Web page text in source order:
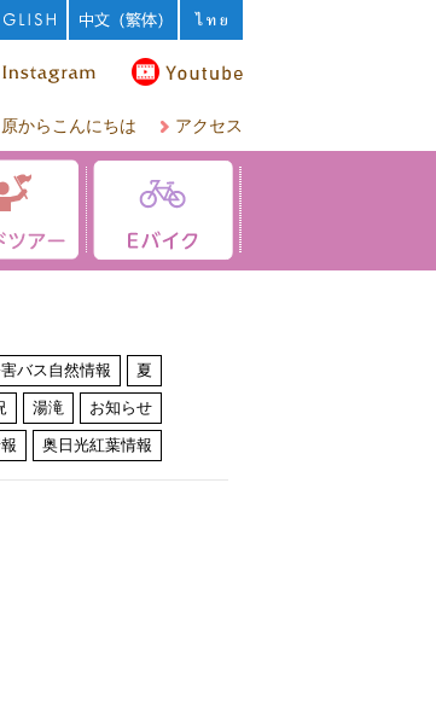
からこんにちは アクセス
バス自然情報 夏
湯滝 お知らせ
奥日光紅葉情報